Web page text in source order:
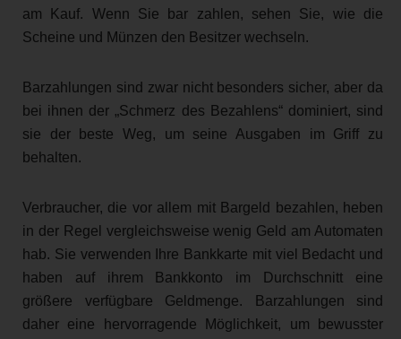
am Kauf. Wenn Sie bar zahlen, sehen Sie, wie die
Scheine und Münzen den Besitzer wechseln.
Barzahlungen sind zwar nicht besonders sicher, aber da
bei ihnen der „Schmerz des Bezahlens“ dominiert, sind
sie der beste Weg, um seine Ausgaben im Griff zu
behalten.
Verbraucher, die vor allem mit Bargeld bezahlen, heben
in der Regel vergleichsweise wenig Geld am Automaten
hab. Sie verwenden Ihre Bankkarte mit viel Bedacht und
haben auf ihrem Bankkonto im Durchschnitt eine
größere verfügbare Geldmenge. Barzahlungen sind
daher eine hervorragende Möglichkeit, um bewusster